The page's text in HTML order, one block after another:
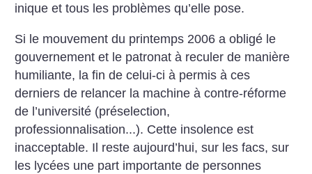
inique et tous les problèmes qu’elle pose.
Si le mouvement du printemps 2006 a obligé le
gouvernement et le patronat à reculer de manière
humiliante, la fin de celui-ci à permis à ces
derniers de relancer la machine à contre-réforme
de l’université (préselection,
professionnalisation...). Cette insolence est
inacceptable. Il reste aujourd’hui, sur les facs, sur
les lycées une part importante de personnes